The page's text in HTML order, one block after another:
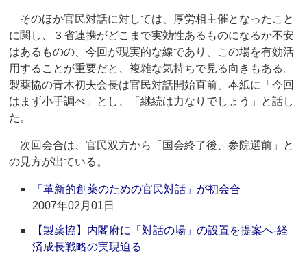
そのほか官民対話に対しては、厚労相主催となったこと
に関し、３省連携がどこまで実効性あるものになるか不安
はあるものの、今回が現実的な線であり、この場を有効活
用することが重要だと、複雑な気持ちで見る向きもある。
製薬協の青木初夫会長は官民対話開始直前、本紙に「今回
はまず小手調べ」とし、「継続は力なりでしょう」と話し
た。
次回会合は、官民双方から「国会終了後、参院選前」と
の見方が出ている。
「革新的創薬のための官民対話」が初会合
2007年02月01日
【製薬協】内閣府に「対話の場」の設置を提案へ‐経
済成長戦略の実現迫る